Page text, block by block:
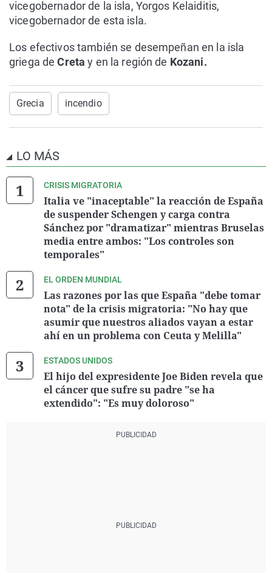
vicegobernador de la isla, Yorgos Kelaiditis,
vicegobernador de esta isla.
Los efectivos también se desempeñan en la isla
griega de Creta y en la región de Kozani.
Grecia incendio
LO MÁS
CRISIS MIGRATORIA
Italia ve "inaceptable" la reacción de España
de suspender Schengen y carga contra
Sánchez por "dramatizar" mientras Bruselas
media entre ambos: "Los controles son
temporales"
EL ORDEN MUNDIAL
Las razones por las que España "debe tomar
nota" de la crisis migratoria: "No hay que
asumir que nuestros aliados vayan a estar
ahí en un problema con Ceuta y Melilla"
ESTADOS UNIDOS
El hijo del expresidente Joe Biden revela que
el cáncer que sufre su padre "se ha
extendido": "Es muy doloroso"